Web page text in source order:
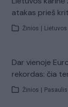
atakas prieš
Žinios
Dar vienoje
rekordas: čia
Žinios Pasaulis